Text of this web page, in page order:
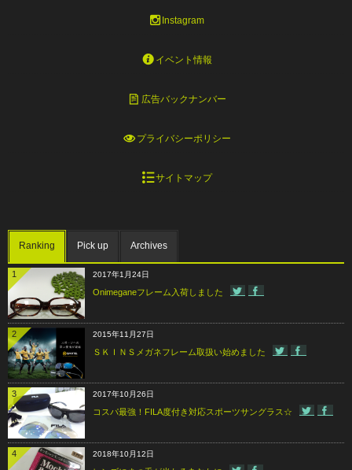
Instagram
イベント情報
広告バックナンバー
プライバシーポリシー
サイトマップ
Ranking Pick up Archives
1 2017年1月24日
Onimeganeフレーム入荷しました
2 2015年11月27日
ＳＫＩＮＳメガネフレーム取扱い始めました
3 2017年10月26日
コスパ最強！FILA度付き対応スポーツサングラス☆
4 2018年10月12日